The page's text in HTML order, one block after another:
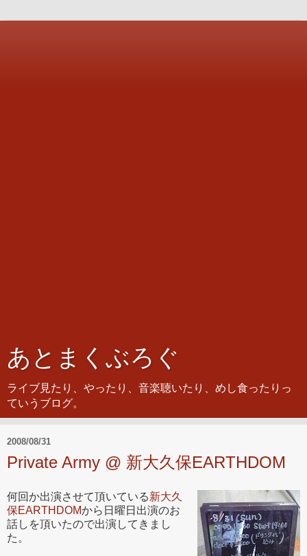
あとまくぶろぐ
ライブ見たり、やったり、音楽聴いたり、めし食ったりっ
ていうブログ。
2008/08/31
Private Army @ 新大久保EARTHDOM
何回か出演させて頂いている新大久
保EARTHDOMから日曜日出演のお
話しを頂いたので出演してきまし
た。